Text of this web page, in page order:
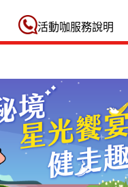
咖 Eventpal
活動咖服務說明